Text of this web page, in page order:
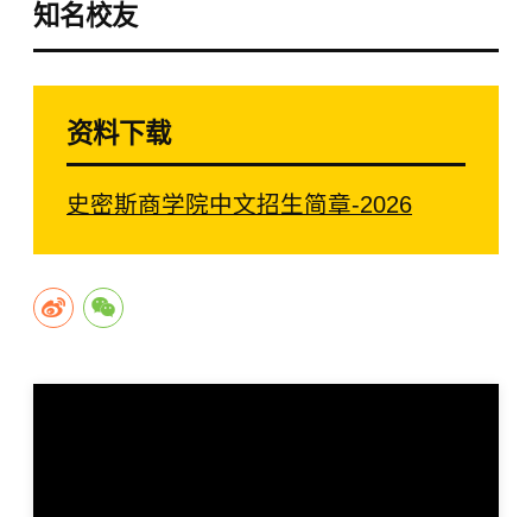
知名校友
资料下载
史密斯商学院中文招生简章-2026